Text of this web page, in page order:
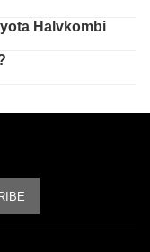
Halvkombi